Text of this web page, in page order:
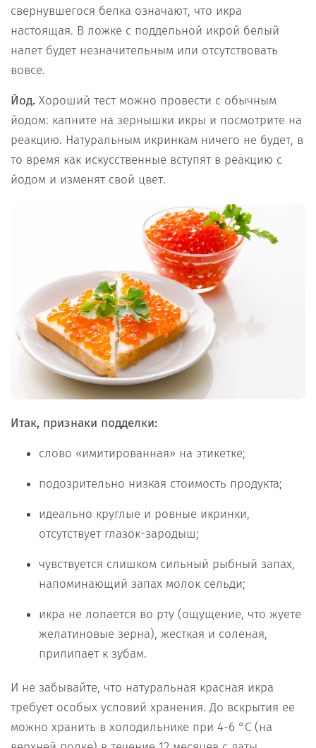
свернувшегося белка означают, что икра
настоящая. В ложке с поддельной икрой белый
налет будет незначительным или отсутствовать
вовсе.
Йод. Хороший тест можно провести с обычным
йодом: капните на зернышки икры и посмотрите на
реакцию. Натуральным икринкам ничего не будет, в
то время как искусственные вступят в реакцию с
йодом и изменят свой цвет.
Итак, признаки подделки:
слово «имитированная» на этикетке;
подозрительно низкая стоимость продукта;
идеально круглые и ровные икринки,
отсутствует глазок-зародыш;
чувствуется слишком сильный рыбный запах,
напоминающий запах молок сельди;
икра не лопается во рту (ощущение, что жуете
желатиновые зерна), жесткая и соленая,
прилипает к зубам.
И не забывайте, что натуральная красная икра
требует особых условий хранения. До вскрытия ее
можно хранить в холодильнике при 4-6 °С (на